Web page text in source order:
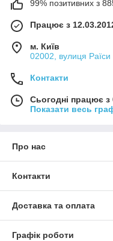
99% позитивних з 885
Працює з
м. Київ
02002, вулиця Раїси
Контакти
Сьогодні працює з
Показати весь
Про нас
Контакти
Доставка та оплата
Графік роботи